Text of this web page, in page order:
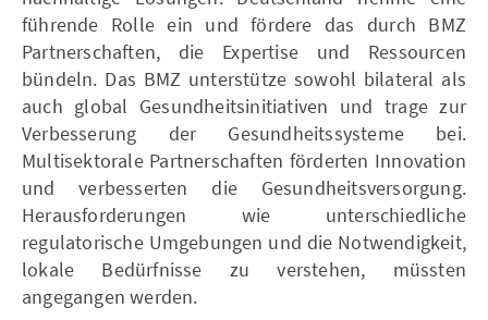
führende Rolle ein und fördere das durch BMZ
Partnerschaften, die Expertise und Ressourcen
bündeln. Das BMZ unterstütze sowohl bilateral als
auch global Gesundheitsinitiativen und trage zur
Verbesserung der Gesundheitssysteme bei.
Multisektorale Partnerschaften förderten Innovation
und verbesserten die Gesundheitsversorgung.
Herausforderungen wie unterschiedliche
regulatorische Umgebungen und die Notwendigkeit,
lokale Bedürfnisse zu verstehen, müssten
angegangen werden.